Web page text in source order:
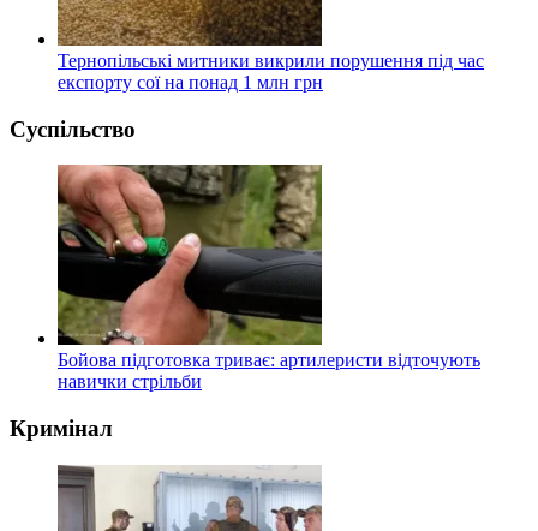
Тернопільські митники викрили порушення під час
експорту сої на понад 1 млн грн
Суспільство
Бойова підготовка триває: артилеристи відточують
навички стрільби
Кримінал